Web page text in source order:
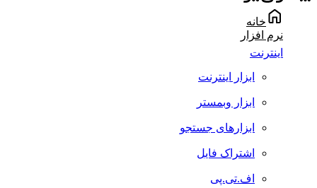
خانه
نرم افزار
اینترنت
ابزار اینترنت
ابزار وبمستر
ابزارهای جستجو
اشتراک فایل
اف.تی.پی